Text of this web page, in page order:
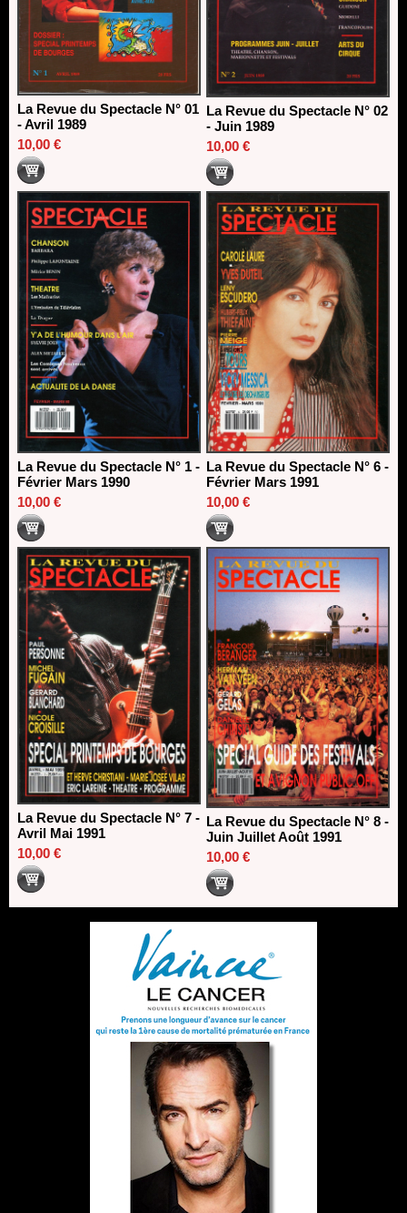
La Revue du Spectacle N° 01
- Avril 1989
10,00 €
La Revue du Spectacle N° 02
- Juin 1989
10,00 €
La Revue du Spectacle N° 1 -
Février Mars 1990
10,00 €
La Revue du Spectacle N° 6 -
Février Mars 1991
10,00 €
La Revue du Spectacle N° 7 -
Avril Mai 1991
10,00 €
La Revue du Spectacle N° 8 -
Juin Juillet Août 1991
10,00 €